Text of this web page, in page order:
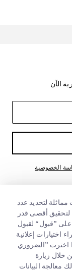
الآن
الخصوصية
لتحديد عدد
لتحقيق أقصى قدر
على ”قبول“ لقبول
اختيارات إعلانية
اخترت ”الضروري
خلال زيارة
معالجة البيانات